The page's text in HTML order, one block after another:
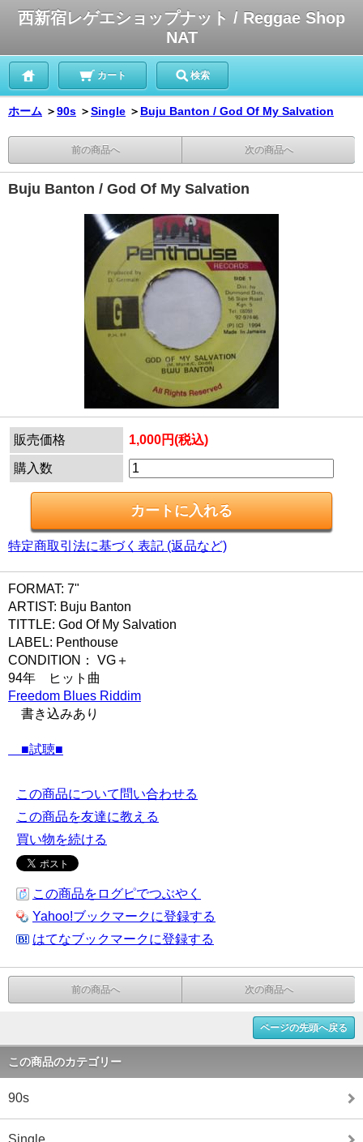
西新宿レゲエショップナット / Reggae Shop
NAT
カート 検索
ホーム ＞90s ＞Single ＞ Buju Banton / God Of My Salvation
前の商品へ 次の商品へ
Buju Banton / God Of My Salvation
販売価格 1,000円(税込)
購入数
特定商取引法に基づく表記 (返品など)
FORMAT: 7"
ARTIST: Buju Banton
TITTLE: God Of My Salvation
LABEL: Penthouse
CONDITION： VG＋
94年 ヒット曲
Freedom Blues Riddim
書き込みあり
■試聴■
この商品について問い合わせる
この商品を友達に教える
買い物を続ける
この商品をログピでつぶやく
Yahoo!ブックマークに登録する
はてなブックマークに登録する
前の商品へ 次の商品へ
ページの先頭へ戻る
この商品のカテゴリー
90s
Single